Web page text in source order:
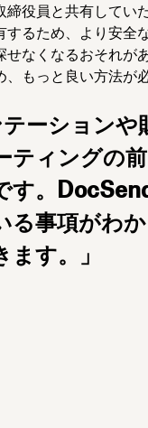
役員と共有してい
るため、より安全
なくなるおそれが
もっと良い方法が
テーション
ティングの
す。
る事項がわ
す。」